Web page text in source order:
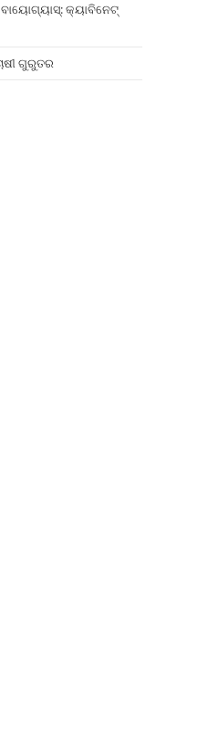
କ୍ୟାବିନେଟ୍
ଗୁରୁତର